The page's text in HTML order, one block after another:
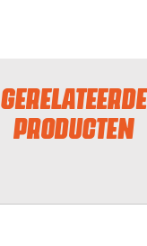
GERELATEERDE
PRODUCTEN